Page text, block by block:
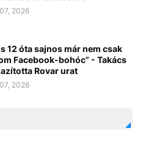
2026
12 óta sajnos már nem csak
Facebook-bohóc” - Takács
Rovar urat
2026